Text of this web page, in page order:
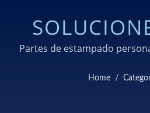
Partes de estampado
Home /